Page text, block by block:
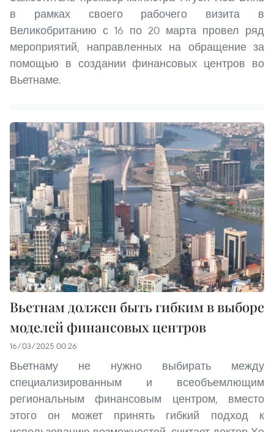
в рамках своего рабочего визита в
Великобританию с 16 по 20 марта провел ряд
мероприятий, направленных на обращение за
помощью в создании финансовых центров во
Вьетнаме.
Вьетнам должен быть гибким в выборе
моделей финансовых центров
16/03/2025 00:26
Вьетнаму не нужно выбирать между
специализированным и всеобъемлющим
региональным финансовым центром, вместо
этого он может принять гибкий подход к